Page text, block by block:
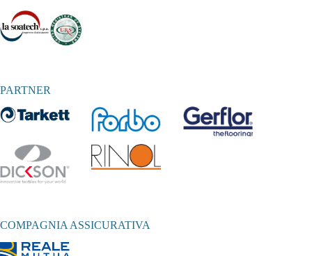
PARTNER
COMPAGNIA ASSICURATIVA